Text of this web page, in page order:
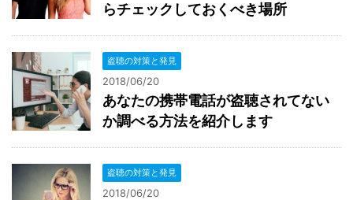
らチェックしておくべき場所
盗聴の対策と発見
2018/06/20
あなたの携帯電話が盗聴されてない
か調べる方法を紹介します
盗聴の対策と発見
2018/06/20